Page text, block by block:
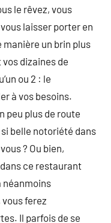
le rêvez, vous
laisser porter en
un brin plus
dizaines de
ou 2 : le
à vos besoins.
peu plus de route
belle notoriété dans
? Ou bien,
ce restaurant
néanmoins
vous ferez
Il parfois de se